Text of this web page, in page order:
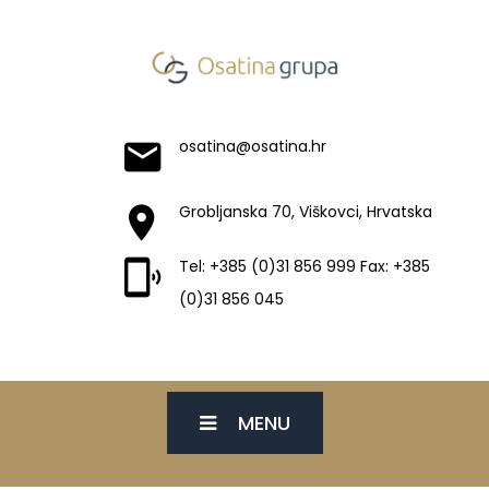
osatina@osatina.hr
Grobljanska 70, Viškovci, Hrvatska
Tel: +385 (0)31 856 999 Fax: +385
(0)31 856 045
MENU